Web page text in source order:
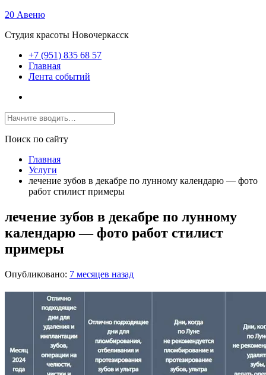
20 Авеню
Студия красоты Новочеркасск
+7 (951) 835 68 57
Главная
Лента событий
Поиск по сайту
Главная
Услуги
лечение зубов в декабре по лунному календарю — фото
работ стилист примеры
лечение зубов в декабре по лунному
календарю — фото работ стилист
примеры
Опубликовано: 7 месяцев назад